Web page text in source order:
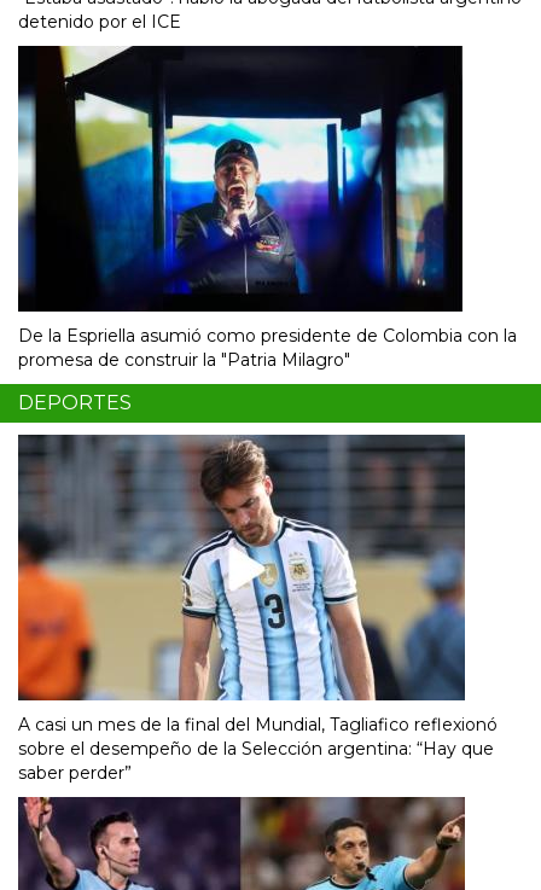
detenido por el ICE
De la Espriella asumió como presidente de Colombia con la
promesa de construir la "Patria Milagro"
DEPORTES
A casi un mes de la final del Mundial, Tagliafico reflexionó
sobre el desempeño de la Selección argentina: “Hay que
saber perder”